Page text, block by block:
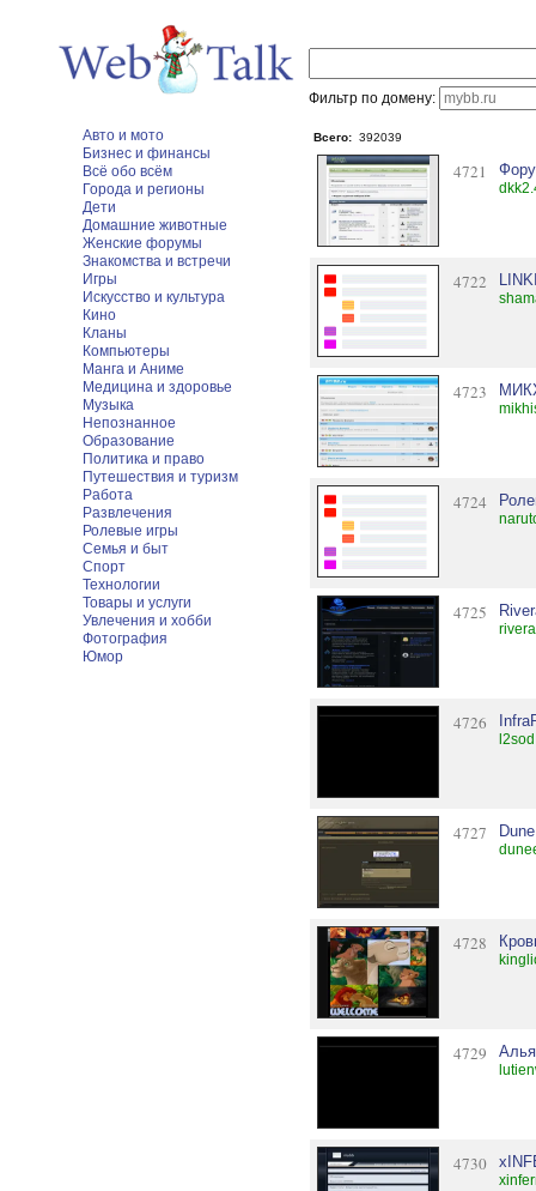
Фильтр по домену:
Авто и мото
Бизнес и финансы
Всё обо всём
Города и регионы
Дети
Домашние животные
Женские форумы
Знакомства и встречи
Игры
Искусство и культура
Кино
Кланы
Компьютеры
Манга и Аниме
Медицина и здоровье
Музыка
Непознанное
Образование
Политика и право
Путешествия и туризм
Работа
Развлечения
Ролевые игры
Семья и быт
Спорт
Технологии
Товары и услуги
Увлечения и хобби
Фотография
Юмор
Всего: 392039
4721
4722
4723
4724
4725
4726
4727
4728
4729
4730